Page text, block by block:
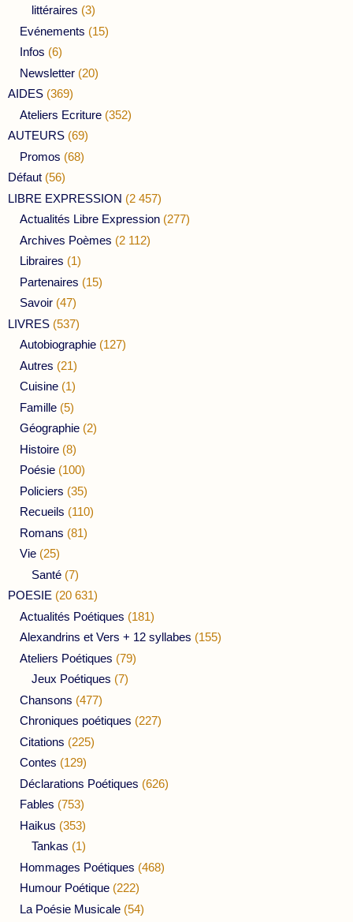
littéraires (3)
Evénements (15)
Infos (6)
Newsletter (20)
AIDES (369)
Ateliers Ecriture (352)
AUTEURS (69)
Promos (68)
Défaut (56)
LIBRE EXPRESSION (2 457)
Actualités Libre Expression (277)
Archives Poèmes (2 112)
Libraires (1)
Partenaires (15)
Savoir (47)
LIVRES (537)
Autobiographie (127)
Autres (21)
Cuisine (1)
Famille (5)
Géographie (2)
Histoire (8)
Poésie (100)
Policiers (35)
Recueils (110)
Romans (81)
Vie (25)
Santé (7)
POESIE (20 631)
Actualités Poétiques (181)
Alexandrins et Vers + 12 syllabes (155)
Ateliers Poétiques (79)
Jeux Poétiques (7)
Chansons (477)
Chroniques poétiques (227)
Citations (225)
Contes (129)
Déclarations Poétiques (626)
Fables (753)
Haikus (353)
Tankas (1)
Hommages Poétiques (468)
Humour Poétique (222)
La Poésie Musicale (54)